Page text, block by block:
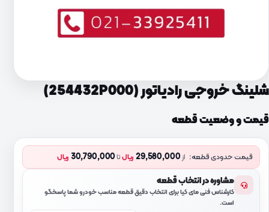
شلینگ خروجی رادیاتور (254432P000)
قیمت و وضعیت قطعه
قیمت حدودی قطعه: از29,580,000 ریالتا30,790,000 ریال
مشاوره در انتخاب قطعه
کارشناس فنی مای کیا برای انتخاب دقیق قطعه مناسب خودرو شما پاسخگو
است.